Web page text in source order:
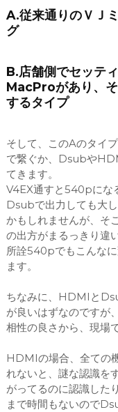
A.従来通りのＶＪ
グ
B.店舗側でセッテ
MacProがあり、
するタイプ
そして、このAのタイ
で繋ぐか、Dsubや
てきます。
V4EX通すと540pにな
Dsubで出力しても大
かもしれませんが、そ
の出方がまるっきり違
所詮540pでもこんな
ます。
ちなみに、HDMIと
が良いはずなのですが
相性の良さから、現場
HDMIの場合、全ての
れないと、謎な認識を
がってるのに認識した
まで時間もないので